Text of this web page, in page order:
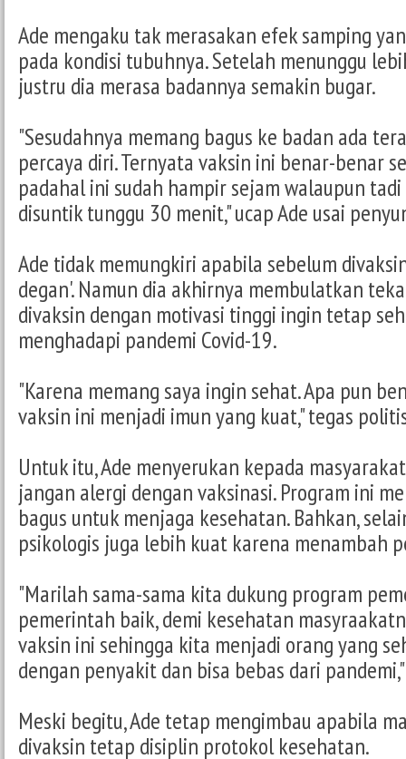
Ade mengaku tak merasakan efek samping
pada kondisi tubuhnya. Setelah menunggu
justru dia merasa badannya semakin bugar.
"Sesudahnya memang bagus ke badan ada
percaya diri. Ternyata vaksin ini benar-benar
padahal ini sudah hampir sejam walaupun
disuntik tunggu 30 menit," ucap Ade usai
Ade tidak memungkiri apabila sebelum
degan'. Namun dia akhirnya membulatkan
divaksin dengan motivasi tinggi ingin tetap
menghadapi pandemi Covid-19.
"Karena memang saya ingin sehat. Apa pun
vaksin ini menjadi imun yang kuat," tegas
Untuk itu, Ade menyerukan kepada
jangan alergi dengan vaksinasi. Program ini
bagus untuk menjaga kesehatan. Bahkan,
psikologis juga lebih kuat karena menambah
"Marilah sama-sama kita dukung program
pemerintah baik, demi kesehatan
vaksin ini sehingga kita menjadi orang yang
dengan penyakit dan bisa bebas dari
Meski begitu, Ade tetap mengimbau apabila
divaksin tetap disiplin protokol kesehatan.